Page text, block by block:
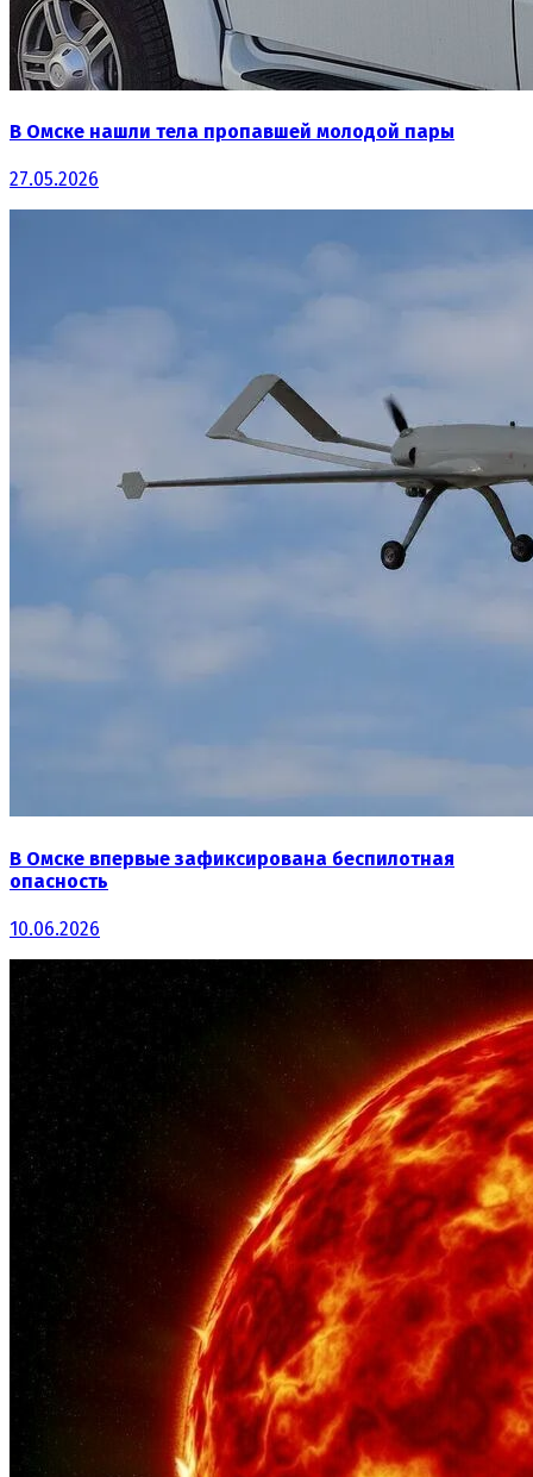
В Омске нашли тела пропавшей молодой пары
27.05.2026
В Омске впервые зафиксирована беспилотная
опасность
10.06.2026